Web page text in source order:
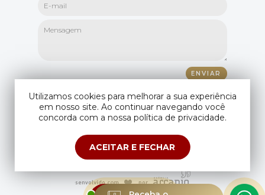
Utilizamos cookies para melhorar a sua experiência
em nosso site. Ao continuar navegando você
concorda com a nossa política de privacidade.
ACEITAR E FECHAR
Copyright © Padre Kleina. Todos os direitos reservados.
Compartilhando seus dados você aceita os
termos de uso